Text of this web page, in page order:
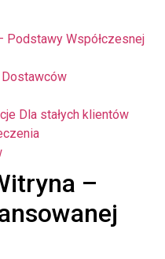
Podstawy Współczesnej
Dla stałych klientów
–